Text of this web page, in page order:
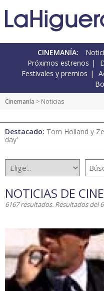
CINEMANÍA:
Próximos estrenos
Festivales y premios
Cinemanía > Noticias
Destacado: Tom Holland y
day'
NOTICIAS DE CINE
6167 resultados. Resultados del